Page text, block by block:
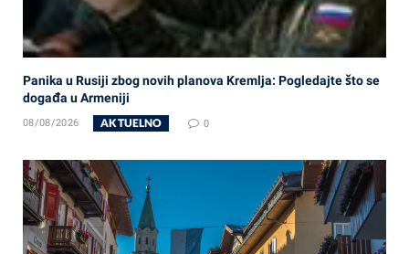
Panika u Rusiji zbog novih planova Kremlja: Pogledajte što se
događa u Armeniji
08/08/2026 AKTUELNO 0